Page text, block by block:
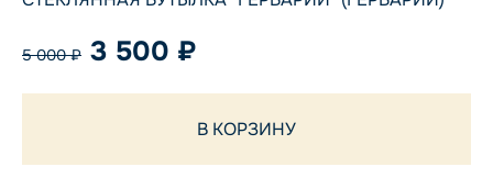
5 000 ₽ 3 500 ₽
В КОРЗИНУ